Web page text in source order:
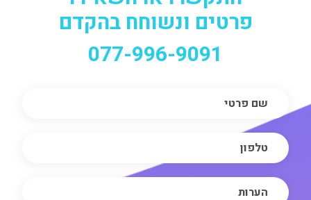
פרטים ונשוחח בהקדם
077-996-9091